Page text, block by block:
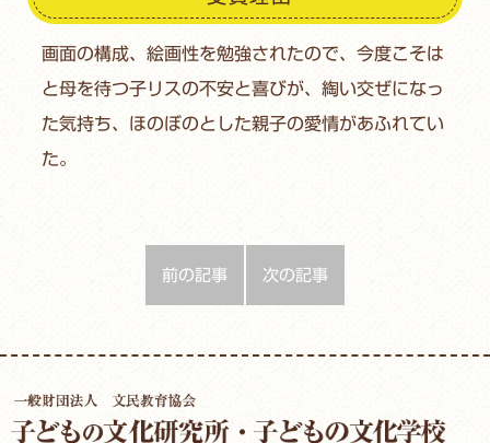
画面の構成、絵画性を勉強されたので、今度こそは
と母を待つ子リスの不安と喜びが、綯い交ぜになっ
た気持ち、ほのぼのとした親子の愛情があふれてい
た。
前の記事 次の記事